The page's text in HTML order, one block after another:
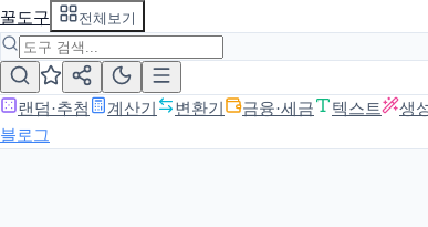
꿀도구 전체보기
랜덤·추첨 계산기 변환기 금융·세금 텍스트 생
블로그